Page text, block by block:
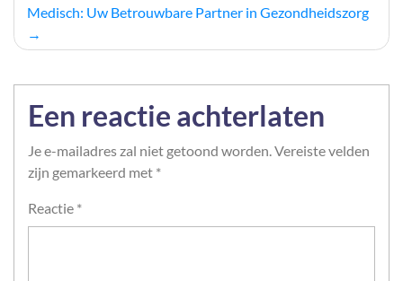
Medisch: Uw Betrouwbare Partner in Gezondheidszorg
Een reactie achterlaten
Je e-mailadres zal niet getoond worden.Vereiste velden
zijn gemarkeerd met *
Reactie *